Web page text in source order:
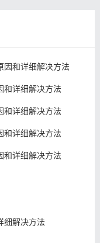
因和详细解决方法
和详细解决方法
和详细解决方法
和详细解决方法
和详细解决方法
细解决方法